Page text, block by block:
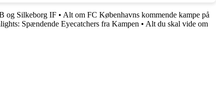
og Silkeborg IF • Alt om FC Københavns kommende kampe på
Spændende Eyecatchers fra Kampen • Alt du skal vide om